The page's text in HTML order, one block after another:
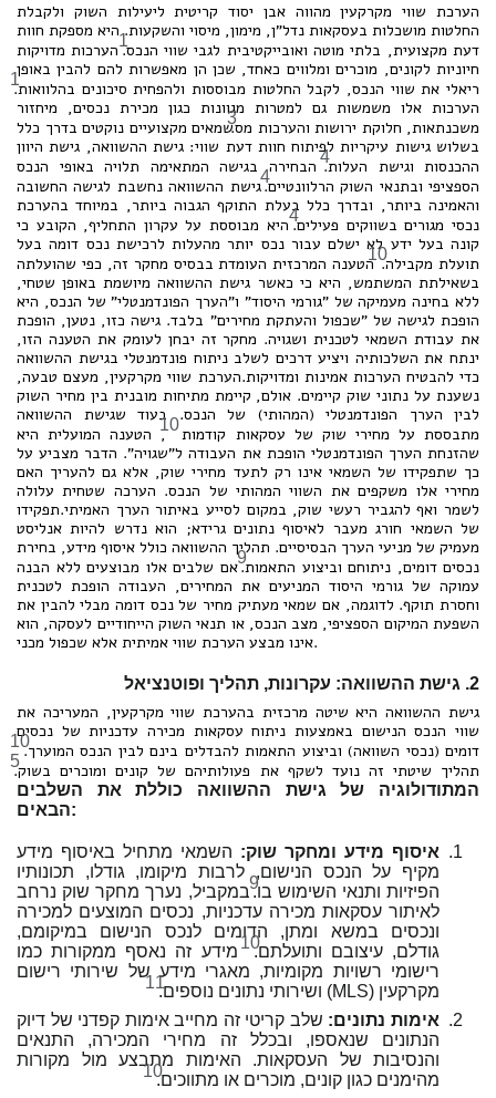
הערכת שווי מקרקעין מהווה אבן יסוד קריטית ליעילות השוק ולקבלת
החלטות מושכלות בעסקאות נדל"ן, מימון, מיסוי והשקעות. היא מספקת חוות
דעת מקצועית, בלתי מוטה ואובייקטיבית לגבי שווי הנכס.1הערכות מדויקות
חיוניות לקונים, מוכרים ומלווים כאחד, שכן הן מאפשרות להם להבין באופן
ריאלי את שווי הנכס, לקבל החלטות מבוססות ולהפחית סיכונים בהלוואות.1
הערכות אלו משמשות גם למטרות מגוונות כגון מכירת נכסים, מיחזור
משכנתאות, חלוקת ירושות והערכות מס.3שמאים מקצועיים נוקטים בדרך כלל
בשלוש גישות עיקריות לפיתוח חוות דעת שווי: גישת ההשוואה, גישת היוון
ההכנסות וגישת העלות.4הבחירה בגישה המתאימה תלויה באופי הנכס
הספציפי ובתנאי השוק הרלוונטיים.4גישת ההשוואה נחשבת לגישה החשובה
והאמינה ביותר, ובדרך כלל בעלת התוקף הגבוה ביותר, במיוחד בהערכת
נכסי מגורים בשווקים פעילים.4היא מבוססת על עקרון התחליף, הקובע כי
קונה בעל ידע לא ישלם עבור נכס יותר מהעלות לרכישת נכס דומה בעל
תועלת מקבילה.10הטענה המרכזית העומדת בבסיס מחקר זה, כפי שהועלתה
בשאילתת המשתמש, היא כי כאשר גישת ההשוואה מיושמת באופן שטחי,
ללא בחינה מעמיקה של "גורמי היסוד" ו"הערך הפונדמנטלי" של הנכס, היא
הופכת לגישה של "שכפול והעתקת מחירים" בלבד. גישה כזו, נטען, הופכת
את עבודת השמאי לטכנית ושגויה. מחקר זה יבחן לעומק את הטענה הזו,
ינתח את השלכותיה ויציע דרכים לשלב ניתוח פונדמנטלי בגישת ההשוואה
כדי להבטיח הערכות אמינות ומדויקות.הערכת שווי מקרקעין, מעצם טבעה,
נשענת על נתוני שוק קיימים. אולם, קיימת מתיחות מובנית בין מחיר השוק
לבין הערך הפונדמנטלי (המהותי) של הנכס. בעוד שגישת ההשוואה
מתבססת על מחירי שוק של עסקאות קודמות10, הטענה המועלית היא
שהזנחת הערך הפונדמנטלי הופכת את העבודה ל"שגויה". הדבר מצביע על
כך שתפקידו של השמאי אינו רק לתעד מחירי שוק, אלא גם להעריך האם
מחירי אלו משקפים את השווי המהותי של הנכס. הערכה שטחית עלולה
לשמר ואף להגביר רעשי שוק, במקום לסייע באיתור הערך האמיתי.תפקידו
של השמאי חורג מעבר לאיסוף נתונים גרידא; הוא נדרש להיות אנליסט
מעמיק של מניעי הערך הבסיסיים. תהליך ההשוואה כולל איסוף מידע, בחירת
נכסים דומים, ניתוחם וביצוע התאמות.9אם שלבים אלו מבוצעים ללא הבנה
עמוקה של גורמי היסוד המניעים את המחירים, העבודה הופכת לטכנית
וחסרת תוקף. לדוגמה, אם שמאי מעתיק מחיר של נכס דומה מבלי להבין את
השפעת המיקום הספציפי, מצב הנכס, או תנאי השוק הייחודיים לעסקה, הוא
אינו מבצע הערכת שווי אמיתית אלא שכפול מכני.
2. גישת ההשוואה: עקרונות, תהליך ופוטנציאל
גישת ההשוואה היא שיטה מרכזית בהערכת שווי מקרקעין, המעריכה את
שווי הנכס הנישום באמצעות ניתוח עסקאות מכירה עדכניות של נכסים
דומים (נכסי השוואה) וביצוע התאמות להבדלים בינם לבין הנכס המוערך.10
תהליך שיטתי זה נועד לשקף את פעולותיהם של קונים ומוכרים בשוק.5
המתודולוגיה של גישת ההשוואה כוללת את השלבים
הבאים:
איסוף מידע ומחקר שוק: השמאי מתחיל באיסוף מידע
מקיף על הנכס הנישום, לרבות מיקומו, גודלו, תכונותיו
הפיזיות ותנאי השימוש בו.9במקביל, נערך מחקר שוק נרחב
לאיתור עסקאות מכירה עדכניות, נכסים המוצעים למכירה
ונכסים במשא ומתן, הדומים לנכס הנישום במיקומם,
גודלם, עיצובם ותועלתם.10מידע זה נאסף ממקורות כמו
רישומי רשויות מקומיות, מאגרי מידע של שירותי רישום
מקרקעין (MLS) ושירותי נתונים נוספים.
11
אימות נתונים: שלב קריטי זה מחייב אימות קפדני של דיוק
הנתונים שנאספו, ובכלל זה מחירי המכירה, התנאים
והנסיבות של העסקאות. האימות מתבצע מול מקורות
מהימנים כגון קונים, מוכרים או מתווכים.10